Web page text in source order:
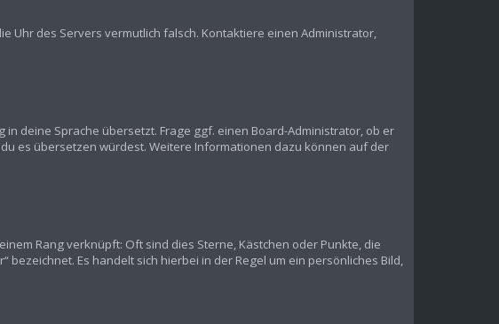
Uhr des Servers vermutlich falsch. Kontaktiere einen Administrator,
deine Sprache übersetzt. Frage ggf. einen Board-Administrator, ob er
es übersetzen würdest. Weitere Informationen dazu können auf der
Rang verknüpft: Oft sind dies Sterne, Kästchen oder Punkte, die
Es handelt sich hierbei in der Regel um ein persönliches Bild,